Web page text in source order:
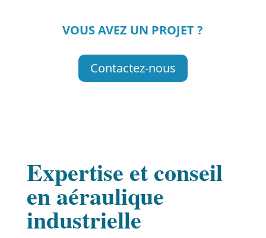
VOUS AVEZ UN PROJET ?
Contactez-nous
Expertise et conseil
en aéraulique
industrielle